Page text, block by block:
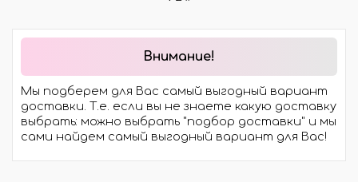
Внимание!
Мы подберем для Вас самый выгодный вариант
доставки. Т.е. если вы не знаете какую доставку
выбрать: можно выбрать "подбор доставки" и мы
сами найдем самый выгодный вариант для Вас!